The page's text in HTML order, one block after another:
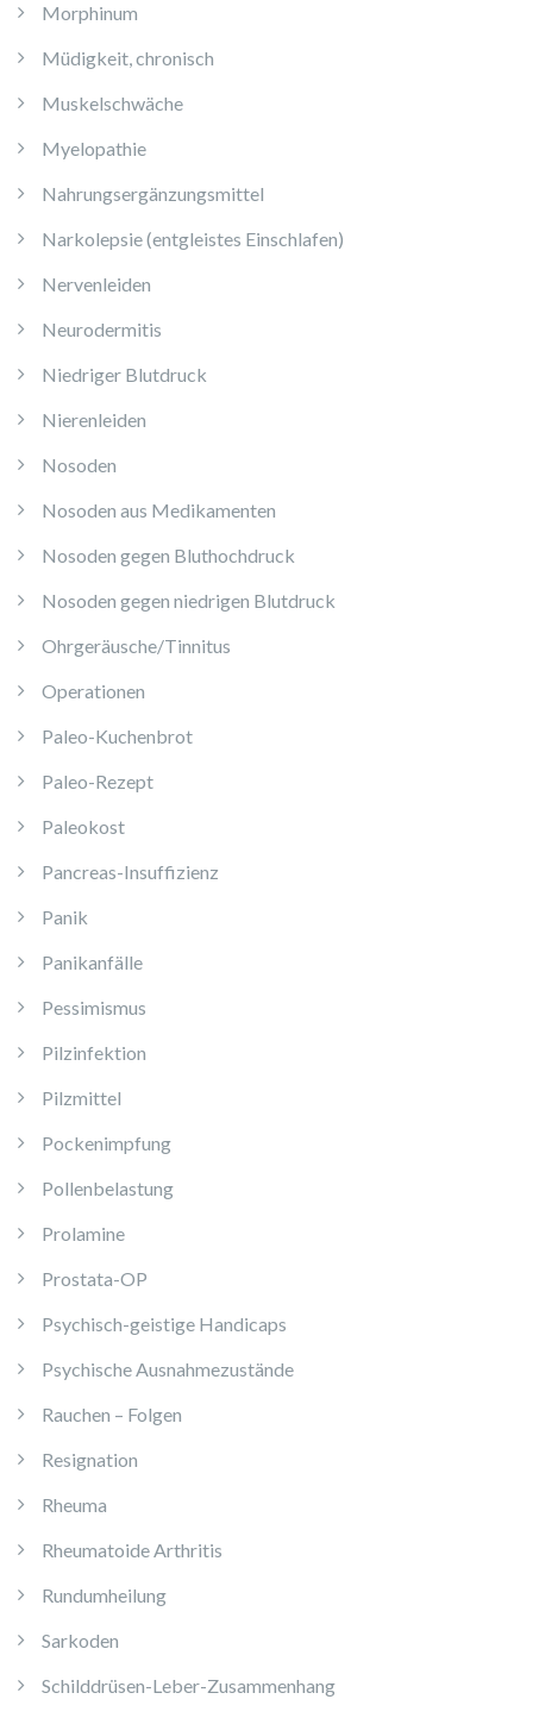
Morphinum
Müdigkeit, chronisch
Muskelschwäche
Myelopathie
Nahrungsergänzungsmittel
Narkolepsie (entgleistes Einschlafen)
Nervenleiden
Neurodermitis
Niedriger Blutdruck
Nierenleiden
Nosoden
Nosoden aus Medikamenten
Nosoden gegen Bluthochdruck
Nosoden gegen niedrigen Blutdruck
Ohrgeräusche/Tinnitus
Operationen
Paleo-Kuchenbrot
Paleo-Rezept
Paleokost
Pancreas-Insuffizienz
Panik
Panikanfälle
Pessimismus
Pilzinfektion
Pilzmittel
Pockenimpfung
Pollenbelastung
Prolamine
Prostata-OP
Psychisch-geistige Handicaps
Psychische Ausnahmezustände
Rauchen – Folgen
Resignation
Rheuma
Rheumatoide Arthritis
Rundumheilung
Sarkoden
Schilddrüsen-Leber-Zusammenhang